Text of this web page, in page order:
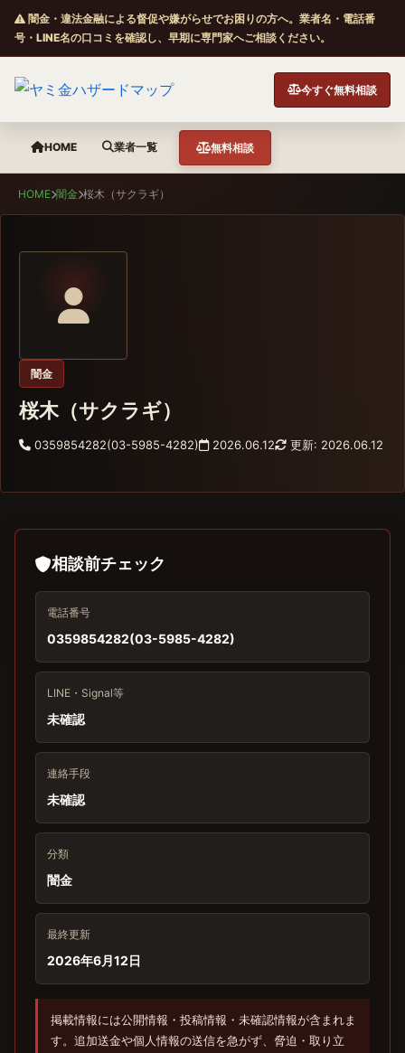
闇金・違法金融による督促や嫌がらせでお困りの方へ。業者名・電話番
号・LINE名の口コミを確認し、早期に専門家へご相談ください。
今すぐ無料相談
HOME 業者一覧 無料相談
HOME 闇金 桜木（サクラギ）
闇金
桜木（サクラギ）
0359854282(03-5985-4282) 2026.06.12 更新: 2026.06.12
相談前チェック
電話番号
0359854282(03-5985-4282)
LINE・Signal等
未確認
連絡手段
未確認
分類
闇金
最終更新
2026年6月12日
掲載情報には公開情報・投稿情報・未確認情報が含まれま
す。追加送金や個人情報の送信を急がず、脅迫・取り立